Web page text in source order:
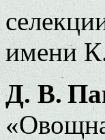
имени
Д. В.